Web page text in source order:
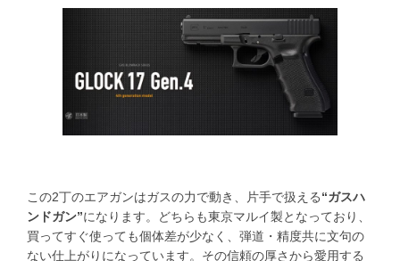
この2丁のエアガンはガスの力で動き、片手で扱える“ガスハ
ンドガン”になります。どちらも東京マルイ製となっており、
買ってすぐ使っても個体差が少なく、弾道・精度共に文句の
ない仕上がりになっています。その信頼の厚さから愛用する